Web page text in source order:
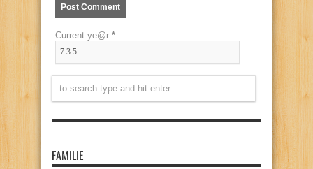
Current ye@r *
FAMILIE